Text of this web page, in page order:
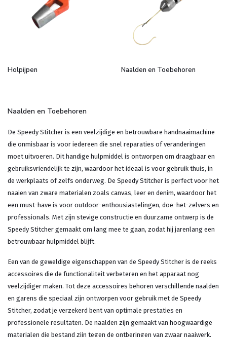
Holpijpen Naalden en Toebehoren
Naalden en Toebehoren
De Speedy Stitcher is een veelzijdige en betrouwbare handnaaimachine
die onmisbaar is voor iedereen die snel reparaties of veranderingen
moet uitvoeren. Dit handige hulpmiddel is ontworpen om draagbaar en
gebruiksvriendelijk te zijn, waardoor het ideaal is voor gebruik thuis, in
de werkplaats of zelfs onderweg. De Speedy Stitcher is perfect voor het
naaien van zware materialen zoals canvas, leer en denim, waardoor het
een must-have is voor outdoor-enthousiastelingen, doe-het-zelvers en
professionals. Met zijn stevige constructie en duurzame ontwerp is de
Speedy Stitcher gemaakt om lang mee te gaan, zodat hij jarenlang een
betrouwbaar hulpmiddel blijft.
Een van de geweldige eigenschappen van de Speedy Stitcher is de reeks
accessoires die de functionaliteit verbeteren en het apparaat nog
veelzijdiger maken. Tot deze accessoires behoren verschillende naalden
en garens die speciaal zijn ontworpen voor gebruik met de Speedy
Stitcher, zodat je verzekerd bent van optimale prestaties en
professionele resultaten. De naalden zijn gemaakt van hoogwaardige
materialen die bestand zijn tegen de ontberingen van zwaar naaiwerk,